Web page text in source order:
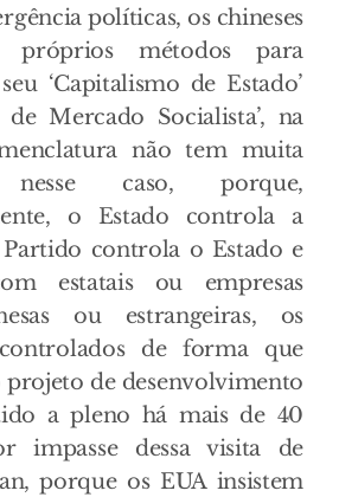
políticas, os chineses
próprios métodos para
‘Capitalismo de Estado’
Mercado Socialista’, na
não tem muita
nesse caso, porque,
o Estado controla a
controla o Estado e
estatais ou empresas
ou estrangeiras, os
controlados de forma que
projeto de desenvolvimento
a pleno há mais de 40
impasse dessa visita de
porque os EUA insistem